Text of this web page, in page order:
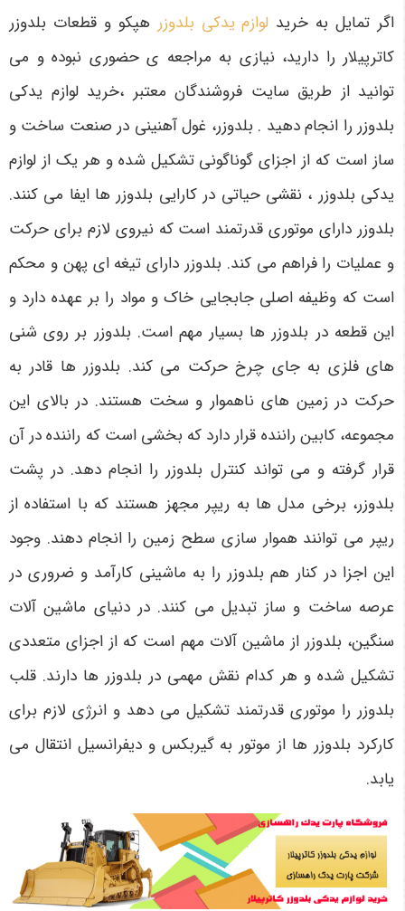
اگر تمایل به خرید لوازم یدکی بلدوزر هپکو و قطعات بلدوزر
کاترپیلار را دارید، نیازی به مراجعه ی حضوری نبوده و می
توانید از طریق سایت فروشندگان معتبر ،خرید لوازم یدکی
بلدوزر را انجام دهید . بلدوزر، غول آهنینی در صنعت ساخت و
ساز است که از اجزای گوناگونی تشکیل شده و هر یک از لوازم
یدکی بلدوزر ، نقشی حیاتی در کارایی بلدوزر ها ایفا می ‌کنند.
بلدوزر دارای موتوری قدرتمند است که نیروی لازم برای حرکت
و عملیات را فراهم می ‌کند. بلدوزر دارای تیغه ‌ای پهن و محکم
است که وظیفه اصلی جابجایی خاک و مواد را بر عهده دارد و
این قطعه در بلدوزر ها بسیار مهم است. بلدوزر بر روی شنی
‌های فلزی به جای چرخ حرکت می‌ کند. بلدوزر ها قادر به
حرکت در زمین‌ های ناهموار و سخت هستند. در بالای این
مجموعه، کابین راننده قرار دارد که بخشی است که راننده در آن
قرار گرفته و می تواند کنترل بلدوزر را انجام دهد. در پشت
بلدوزر، برخی مدل ‌ها به ریپر مجهز هستند که با استفاده از
ریپر می توانند هموار سازی سطح زمین را انجام دهند. وجود
این اجزا در کنار هم بلدوزر را به ماشینی کارآمد و ضروری در
عرصه ساخت و ساز تبدیل می ‌کنند. در دنیای ماشین ‌آلات
سنگین، بلدوزر از ماشین آلات مهم است که از اجزای متعددی
تشکیل شده و هر کدام نقش مهمی در بلدوزر ها دارند. قلب
بلدوزر را موتوری قدرتمند تشکیل می دهد و انرژی لازم برای
کارکرد بلدوزر ها از موتور به گیربکس و دیفرانسیل انتقال می
یابد.